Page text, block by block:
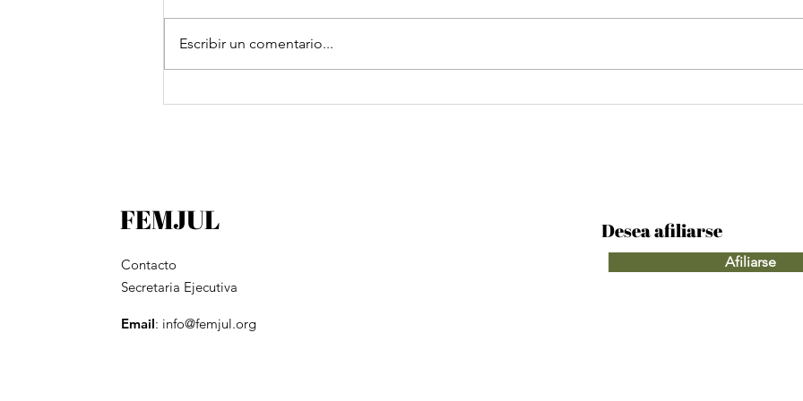
Día mundial contra la
Día Internacional para el
Escribir un comentario...
FEMJUL
Contacto
Secretaria Ejecutiva
Email: info@femjul.org
Desea afiliarse
Afiliarse